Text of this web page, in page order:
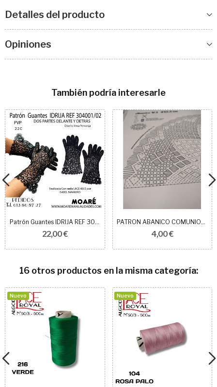
Detalles del producto
Opiniones
También podría interesarle
Patrón Guantes IDRIJA REF 304001/02
22,00 €
PATRON ABANICO COMUNION 03 8+9.5cm
4,00 €
16 otros productos en la misma categoría:
Nuevo Nuevo